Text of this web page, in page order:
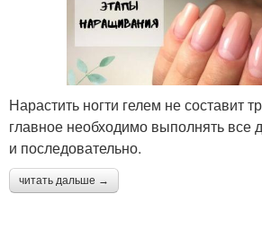
Нарастить ногти гелем не составит
главное необходимо выполнять все
и последовательно.
читать дальше →